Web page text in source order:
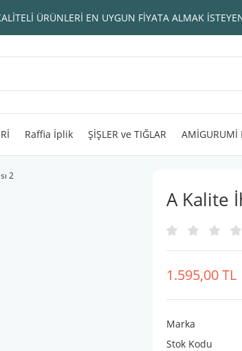
ÜRÜNLERİ EN UYGUN FİYATA ALMAK
Raffia İplik ŞİŞLER ve TIĞLAR AMİGURUMİ
A Kalite
1.595,00 TL
Marka
Stok Kodu